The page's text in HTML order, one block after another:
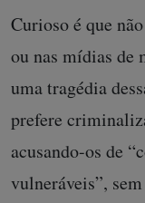
Reintegração de posse
da Eletropaulo, na
Curioso é que
ou nas mídias de